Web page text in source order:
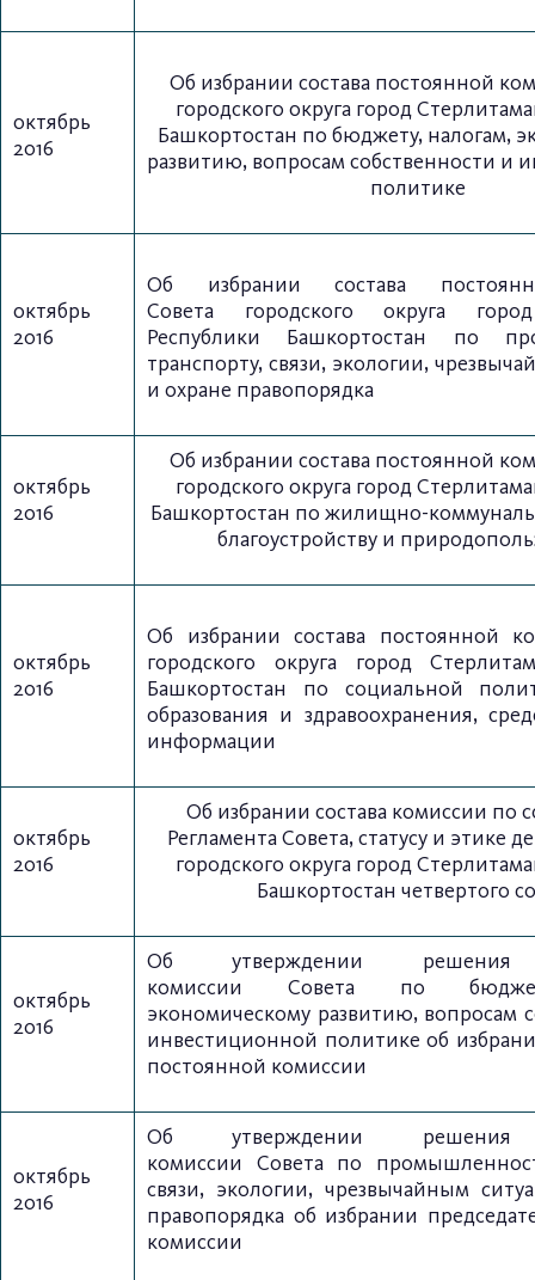
октябрь
2016
Об избрании состава постоянной
городского округа город
Башкортостан по бюджету, налогам,
развитию, вопросам собственности и
политике
октябрь
2016
Об избрании состава
Совета городского округа
Республики Башкортостан по
транспорту, связи, экологии,
и охране правопорядка
октябрь
2016
Об избрании состава постоянной
городского округа город
Башкортостан по жилищно-
благоустройству и
октябрь
2016
Об избрании состава постоянной
городского округа город
Башкортостан по социальной
образования и здравоохранения,
информации
октябрь
2016
Об избрании состава комиссии по
Регламента Совета, статусу и этике
городского округа город
Башкортостан четвертого
октябрь
2016
Об утверждении решения
комиссии Совета по
экономическому развитию, вопросам
инвестиционной политике об
постоянной комиссии
октябрь
2016
Об утверждении решения
комиссии Совета по
связи, экологии, чрезвычайным
правопорядка об избрании
комиссии